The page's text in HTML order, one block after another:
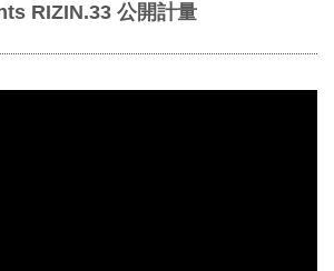
RIZIN.33 公開計量